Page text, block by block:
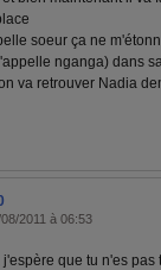
soeur ça ne
nganga) dans
va retrouver Nadia
2011 à 06:53
j'espère que tu n'es